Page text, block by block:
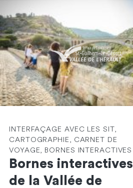
INTERFAÇAGE AVEC LES SIT,
CARTOGRAPHIE, CARNET DE
VOYAGE, BORNES INTERACTIVES
Bornes interactives
de la Vallée de